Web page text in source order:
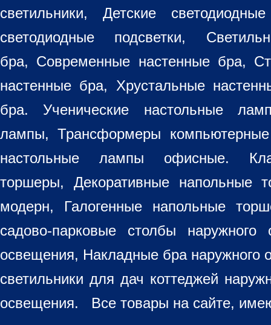
светильники, Детские
светодиодные подсветки,
бра, Современные настенные бра,
настенные бра, Хрустальные
бра. Ученические настольные
лампы, Трансформеры
настольные лампы офисные.
торшеры, Декоративные напольные
модерн, Галогенные напольные
садово-парковые столбы
освещения, Накладные бра наружного
светильники для дач коттеджей
освещения. Все товары на сайте,